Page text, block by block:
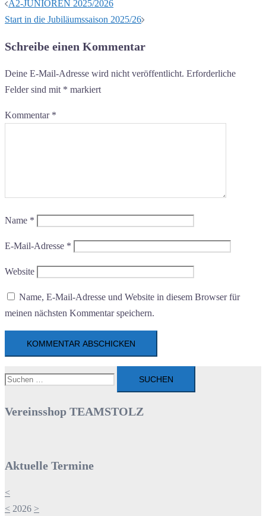
A2-JUNIOREN 2025/2026
Start in die Jubiläumssaison 2025/26
Schreibe einen Kommentar
Deine E-Mail-Adresse wird nicht veröffentlicht. Erforderliche
Felder sind mit * markiert
Kommentar *
Name *
E-Mail-Adresse *
Website
Name, E-Mail-Adresse und Website in diesem Browser für
meinen nächsten Kommentar speichern.
Suchen
Vereinsshop TEAMSTOLZ
Aktuelle Termine
<
< 2026 >